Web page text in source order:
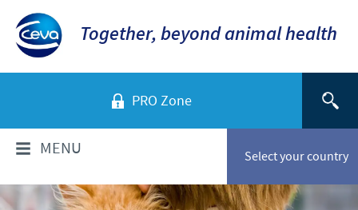
Together, beyond animal health
PRO Zone
Select your country
MENU